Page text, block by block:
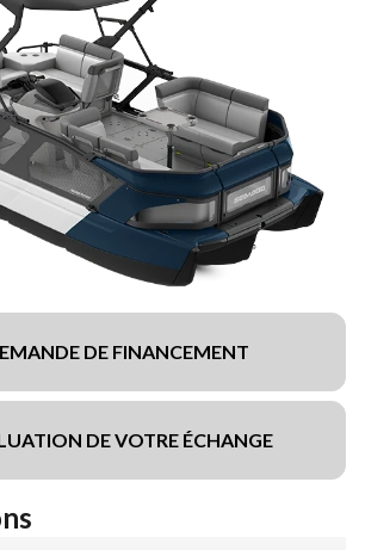
DE FINANCEMENT
DE VOTRE ÉCHANGE